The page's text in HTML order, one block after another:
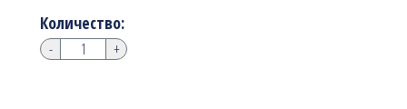
Количество:
- +